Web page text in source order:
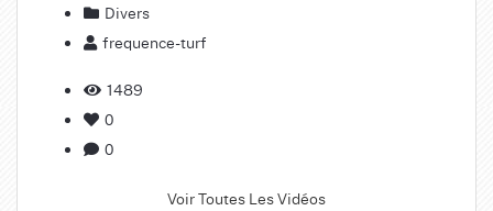
Divers
frequence-turf
1489
0
0
Voir Toutes Les Vidéos